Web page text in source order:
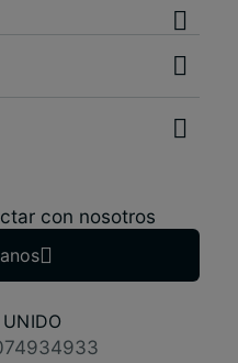
con nosotros
UNIDO